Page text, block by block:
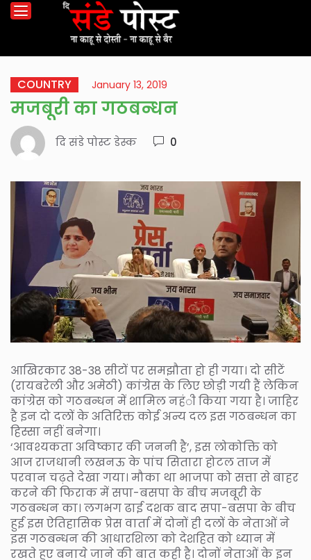
COUNTRY January 13, 2019
मजबूरी का गठबन्धन
दि संडे पोस्ट डेस्क 0
आखिरकार 38-38 सीटों पर समझौता हो ही गया। दो सीटें
(रायबरेली और अमेठी) कांग्रेस के लिए छोड़ी गयी हैं लेकिन
कांग्रेस को गठबन्धन में शामिल नहंी किया गया है। जाहिर
है इन दो दलों के अतिरिक्त कोई अन्य दल इस गठबन्धन का
हिस्सा नहीं बनेगा।
‘आवश्यकता अविष्कार की जननी है’, इस लोकोक्ति को
आज राजधानी लखनऊ के पांच सितारा होटल ताज में
परवान चढ़ते देखा गया। मौका था भाजपा को सत्ता से बाहर
करने की फिराक में सपा-बसपा के बीच मजबूरी के
गठबन्धन का। लगभग ढाई दशक बाद सपा-बसपा के बीच
हुई इस ऐतिहासिक प्रेस वार्ता में दोनों ही दलों के नेताओं ने
इस गठबन्धन की आधारशिला को देशहित को ध्यान में
रखते हुए बनाये जाने की बात कही है। दोनों नेताओं के इन